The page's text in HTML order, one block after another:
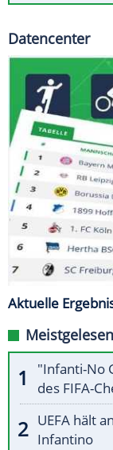
Datencenter
Aktuelle
Meistgelesen
"Infanti-No
des FIFA-
UEFA hält
Infantino